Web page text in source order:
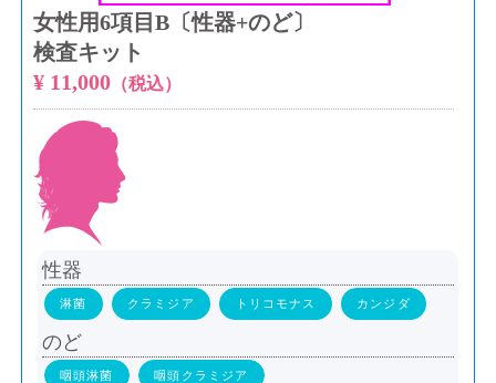
女性用6項目B〔性器+のど〕
検査キット
¥ 11,000（税込）
性器
淋菌 クラミジア トリコモナス カンジダ
のど
咽頭淋菌 咽頭クラミジア